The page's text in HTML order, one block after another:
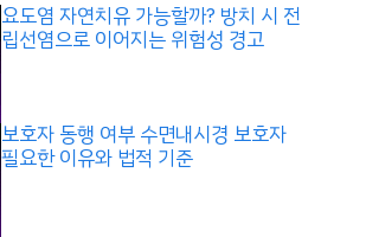
요도염 자연치유 가능할까? 방치 시 전
립선염으로 이어지는 위험성 경고
보호자 동행 여부 수면내시경 보호자
필요한 이유와 법적 기준